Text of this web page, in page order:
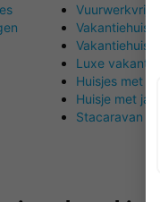
Vakantiehuis
Luxe
Huisjes met
Huisje met
Stacaravan